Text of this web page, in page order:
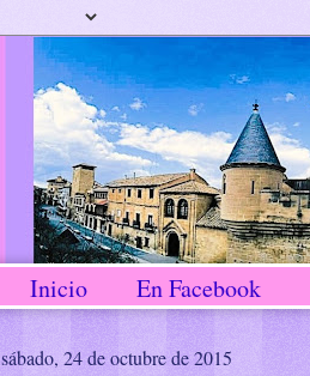
Inicio En Facebook
sábado, 24 de octubre de 2015